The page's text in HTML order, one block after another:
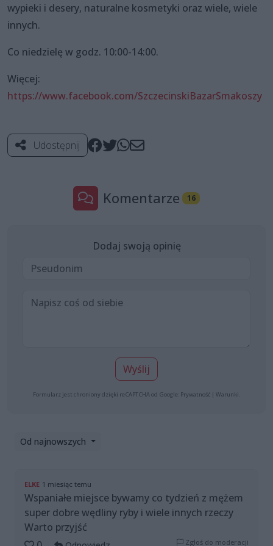
wypieki i desery, naturalne kosmetyki oraz wiele, wiele
innych.
Co niedzielę w godz. 10:00-14:00.
Więcej:
https://www.facebook.com/SzczecinskiBazarSmakoszy
Udostępnij
Komentarze 16
Dodaj swoją opinię
Wyślij
Formularz jest chroniony dzięki reCAPTCHA od Google: Prywatność | Warunki
Od najnowszych
ELKE 1 miesiąc temu
Wspaniałe miejsce bywamy co tydzień z mężem
super dobre wędliny ryby i wiele innych rzeczy
Warto przyjść
Zgłoś do moderacji